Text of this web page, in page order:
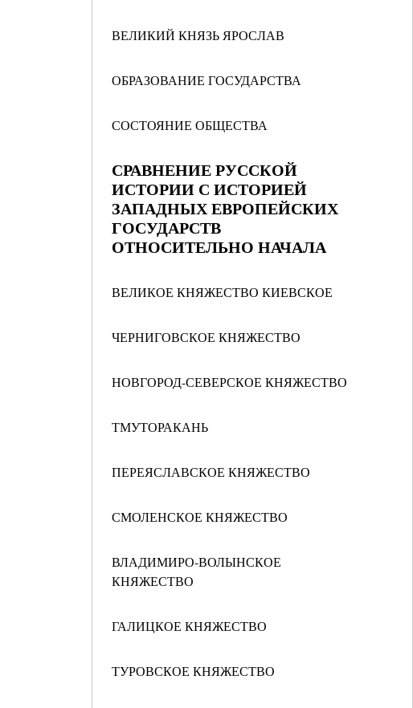
ВЕЛИКИЙ КНЯЗЬ ЯРОСЛАВ
ОБРАЗОВАНИЕ ГОСУДАРСТВА
СОСТОЯНИЕ ОБЩЕСТВА
СРАВНЕНИЕ РУССКОЙ
ИСТОРИИ С ИСТОРИЕЙ
ЗАПАДНЫХ ЕВРОПЕЙСКИХ
ГОСУДАРСТВ
ОТНОСИТЕЛЬНО НАЧАЛА
ВЕЛИКОЕ КНЯЖЕСТВО КИЕВСКОЕ
ЧЕРНИГОВСКОЕ КНЯЖЕСТВО
НОВГОРОД-СЕВЕРСКОЕ КНЯЖЕСТВО
ТМУТОРАКАНЬ
ПЕРЕЯСЛАВСКОЕ КНЯЖЕСТВО
СМОЛЕНСКОЕ КНЯЖЕСТВО
ВЛАДИМИРО-ВОЛЫНСКОЕ
КНЯЖЕСТВО
ГАЛИЦКОЕ КНЯЖЕСТВО
ТУРОВСКОЕ КНЯЖЕСТВО